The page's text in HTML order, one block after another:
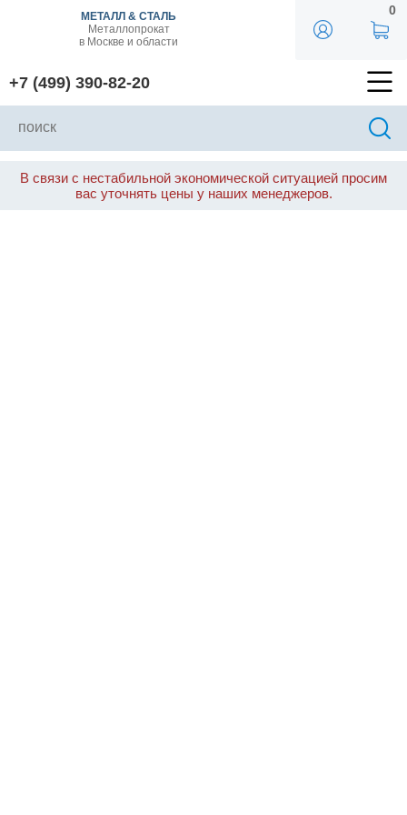
МЕТАЛЛ & СТАЛЬ
Металлопрокат
в Москве и области
+7 (499) 390-82-20
0
В связи с нестабильной экономической ситуацией просим
вас уточнять цены у наших менеджеров.